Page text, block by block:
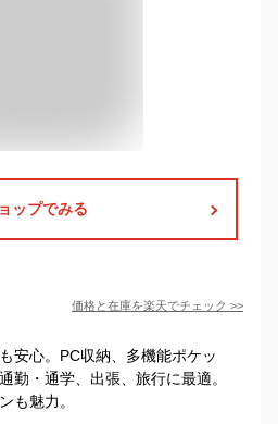
ップでみる
価格と在庫を楽天でチェック >>
安心。PC収納、多機能ポケッ
勤・通学、出張、旅行に最適。
も魅力。